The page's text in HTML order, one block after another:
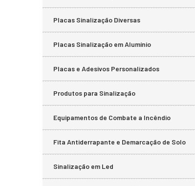
Placas Sinalização Diversas
Placas Sinalização em Alumínio
Placas e Adesivos Personalizados
Produtos para Sinalização
Equipamentos de Combate a Incêndio
Fita Antiderrapante e Demarcação de Solo
Sinalização em Led